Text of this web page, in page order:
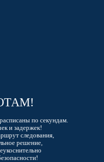
по секундам.
и задержек!
следования,
решение,